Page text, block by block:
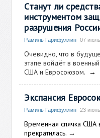
Станут ли
инструментом
разрушения
Рамиль Гарифуллин 07
Очевидно, что в
этапе войдёт в
США и Евросоюзом. →
Экспансия
Рамиль Гарифуллин 23
Временная спячка США
прекратилась. →